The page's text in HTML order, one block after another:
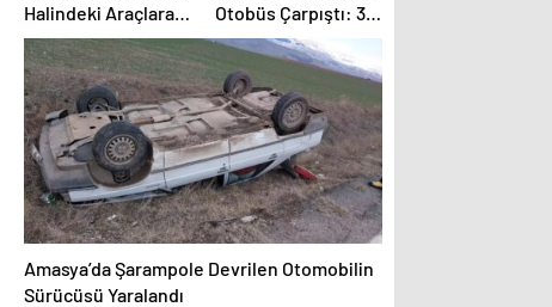
Halindeki Araçlara
Çarptı
Otobüs Çarpıştı: 3
Yaralı
Amasya’da Şarampole Devrilen Otomobilin
Sürücüsü Yaralandı